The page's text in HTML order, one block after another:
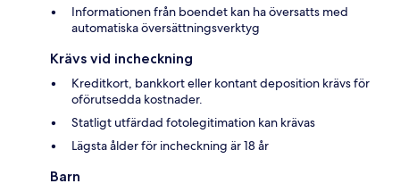
Informationen från boendet kan ha översatts med
automatiska översättningsverktyg
Krävs vid incheckning
Kreditkort, bankkort eller kontant deposition krävs för
oförutsedda kostnader.
Statligt utfärdad fotolegitimation kan krävas
Lägsta ålder för incheckning är 18 år
Barn